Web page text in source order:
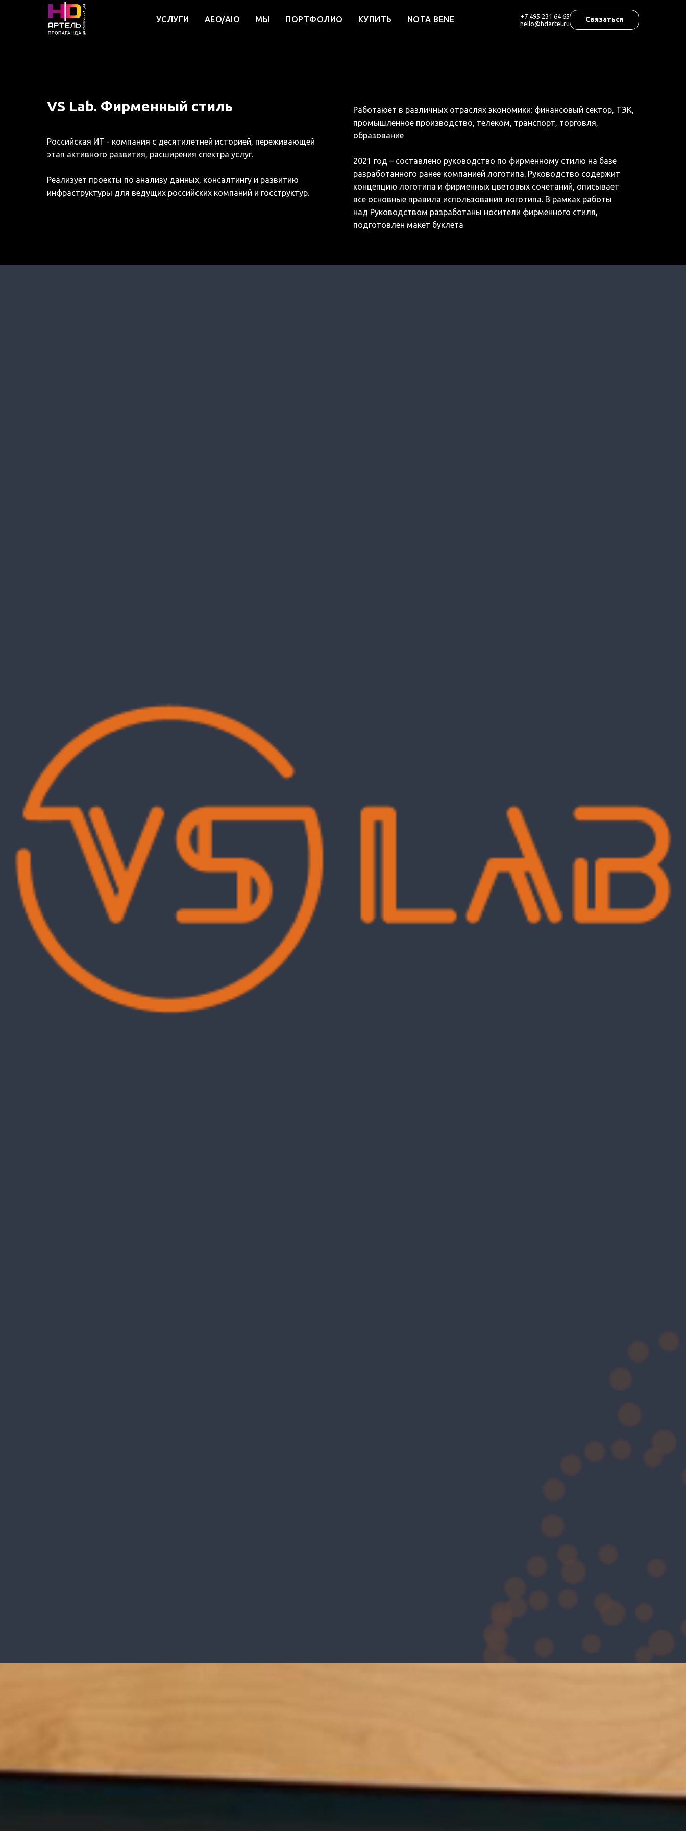
УСЛУГИ AEO/AIO МЫ ПОРТФОЛИО КУПИТЬ NOTA BENE
+7 495 231 64 65
hello@hdartel.ru
Связаться
VS Lab. Фирменный стиль
Российская ИТ - компания с десятилетней историей, переживающей
этап активного развития, расширения спектра услуг.
Реализует проекты по анализу данных, консалтингу и развитию
инфраструктуры для ведущих российских компаний и госструктур.
Работаюет в различных отраслях экономики: финансовый сектор, ТЭК,
промышленное производство, телеком, транспорт, торговля,
образование
2021 год – составлено руководство по фирменному стилю на базе
разработанного ранее компанией логотипа. Руководство содержит
концепцию логотипа и фирменных цветовых сочетаний, описывает
все основные правила использования логотипа. В рамках работы
над Руководством разработаны носители фирменного стиля,
подготовлен макет буклета